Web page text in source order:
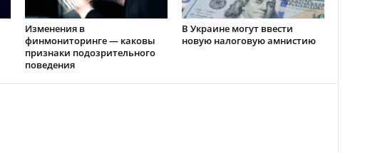
Изменения в
финмониторинге — каковы
признаки подозрительного
поведения
В Украине могут ввести
новую налоговую амнистию